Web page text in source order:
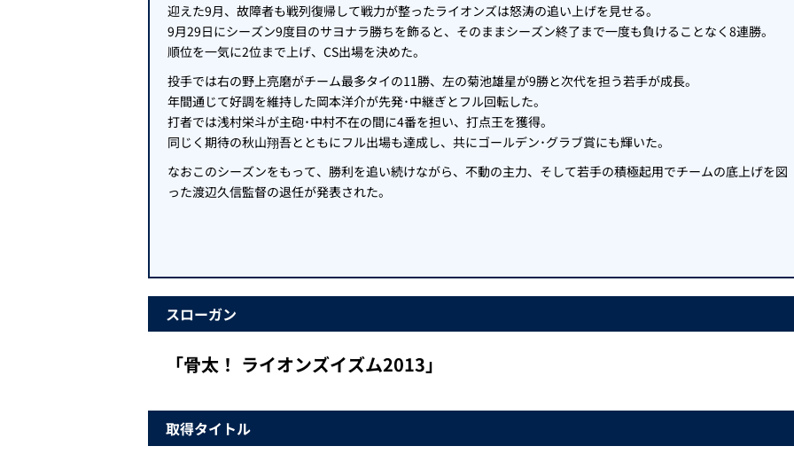
迎えた9月、故障者も戦列復帰して戦力が整ったライオンズは怒涛の追い上げを見せる。
9月29日にシーズン9度目のサヨナラ勝ちを飾ると、そのままシーズン終了まで一度も負けることなく8連勝。
順位を一気に2位まで上げ、CS出場を決めた。
投手では右の野上亮磨がチーム最多タイの11勝、左の菊池雄星が9勝と次代を担う若手が成長。
年間通じて好調を維持した岡本洋介が先発･中継ぎとフル回転した。
打者では浅村栄斗が主砲･中村不在の間に4番を担い、打点王を獲得。
同じく期待の秋山翔吾とともにフル出場も達成し、共にゴールデン･グラブ賞にも輝いた。
なおこのシーズンをもって、勝利を追い続けながら、不動の主力、そして若手の積極起用でチームの底上げを図
った渡辺久信監督の退任が発表された。
スローガン
「骨太！ ライオンズイズム2013」
取得タイトル